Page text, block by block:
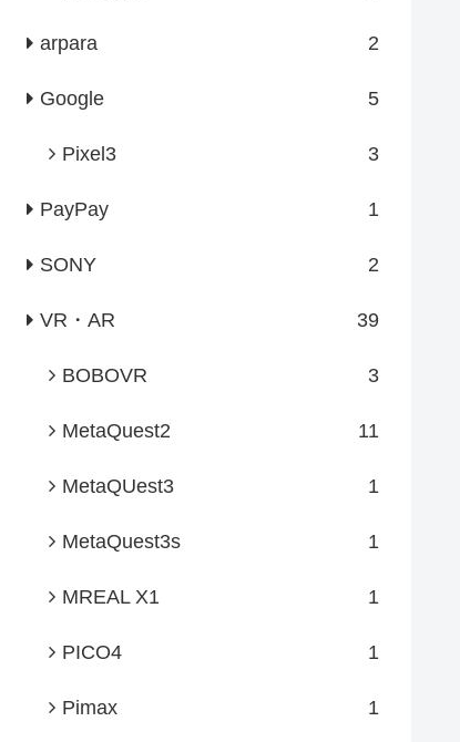
arpara 2
Google 5
Pixel3 3
PayPay 1
SONY 2
VR・AR 39
BOBOVR 3
MetaQuest2 11
MetaQUest3 1
MetaQuest3s 1
MREAL X1 1
PICO4 1
Pimax 1